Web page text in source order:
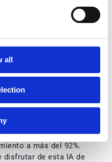
all
más pequeño que
y, además, es mucho
consumo de los
que el
y, de hecho,
en todo su
6% mejor que el
deEsker Synergy,
a más del 92%.
disfrutar de esta IA de